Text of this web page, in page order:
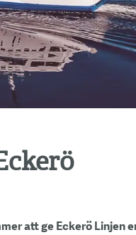
att ge Eckerö Linjen